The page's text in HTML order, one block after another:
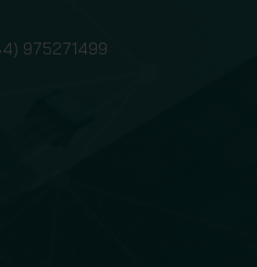
975271499